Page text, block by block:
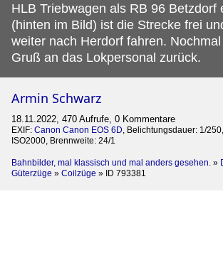
HLB Triebwagen als RB 96 Betzdorf
(hinten im Bild) ist die Strecke frei
weiter nach Herdorf fahren.
Gruß an das Lokpersonal zurück.
Armin Schwarz
18.11.2022, 470 Aufrufe, 0 Kommentare
EXIF: Canon Canon EOS 6D , Belichtungsdauer: 1/
ISO2000, Brennweite: 24/1
Bahnbilder, mal klassisch und mal anders gesehen. »
Güterzüge » Coilzüge » ID 793381